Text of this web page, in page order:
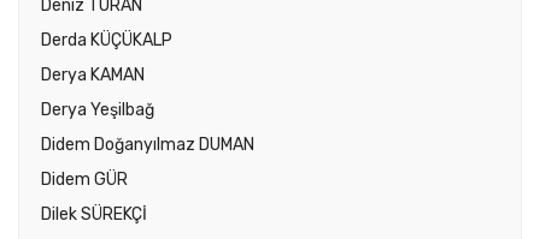
Deniz TURAN
Derda KÜÇÜKALP
Derya KAMAN
Derya Yeşilbağ
Didem Doğanyılmaz DUMAN
Didem GÜR
Dilek SÜREKÇİ